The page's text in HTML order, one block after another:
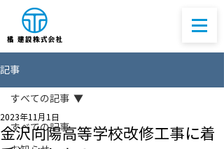
記事
すべての記事
すべての記事
金沢向陽高等学校改修工事に着
2023年11月1日